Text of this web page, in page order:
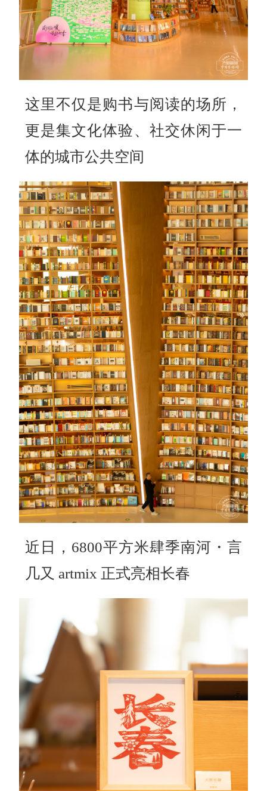
这里不仅是购书与阅读的场所，
更是集文化体验、社交休闲于一
体的城市公共空间
近日，6800平方米肆季南河・言
几又 artmix 正式亮相长春